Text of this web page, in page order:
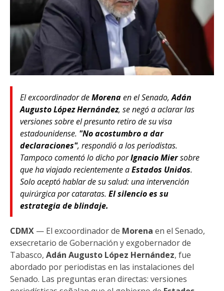
El excoordinador deMorenaen el Senado,Adán
Augusto López Hernández, se negó a aclarar las
versiones sobre el presunto retiro de su visa
estadounidense. "No acostumbro a dar
declaraciones", respondió a los periodistas.
Tampoco comentó lo dicho porIgnacio Miersobre
que ha viajado recientemente aEstados Unidos.
Solo aceptó hablar de su salud: una intervención
quirúrgica por cataratas. El silencio es su
estrategia de blindaje.
CDMX — El excoordinador de Morena en el Senado,
exsecretario de Gobernación y exgobernador de
Tabasco, Adán Augusto López Hernández, fue
abordado por periodistas en las instalaciones del
Senado. Las preguntas eran directas: versiones